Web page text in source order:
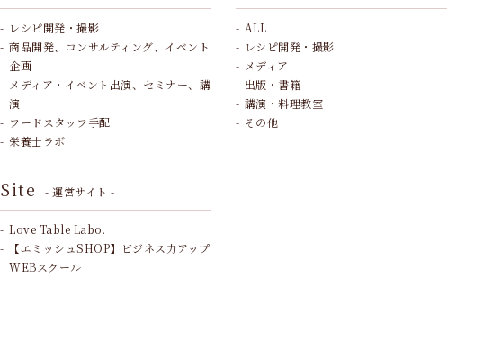
レシピ開発・撮影
商品開発、コンサルティング、イベント
企画
メディア・イベント出演、セミナー、講
演
フードスタッフ手配
栄養士ラボ
ALL
レシピ開発・撮影
メディア
出版・書籍
講演・料理教室
その他
Site - 運営サイト -
Love Table Labo.
【エミッシュSHOP】ビジネス力アップ
WEBスクール